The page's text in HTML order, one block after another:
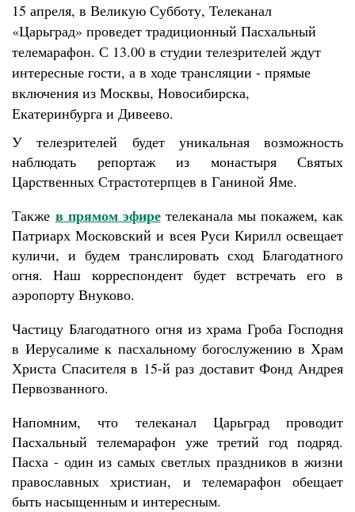
15 апреля, в Великую Субботу, Телеканал
«Царьград» проведет традиционный Пасхальный
телемарафон. С 13.00 в студии телезрителей ждут
интересные гости, а в ходе трансляции - прямые
включения из Москвы, Новосибирска,
Екатеринбурга и Дивеево.
У телезрителей будет уникальная возможность
наблюдать репортаж из монастыря Святых
Царственных Страстотерпцев в Ганиной Яме.
Также в прямом эфире телеканала мы покажем, как
Патриарх Московский и всея Руси Кирилл освещает
куличи, и будем транслировать сход Благодатного
огня. Наш корреспондент будет встречать его в
аэропорту Внуково.
Частицу Благодатного огня из храма Гроба Господня
в Иерусалиме к пасхальному богослужению в Храм
Христа Спасителя в 15-й раз доставит Фонд Андрея
Первозванного.
Напомним, что телеканал Царьград проводит
Пасхальный телемарафон уже третий год подряд.
Пасха - один из самых светлых праздников в жизни
православных христиан, и телемарафон обещает
быть насыщенным и интересным.